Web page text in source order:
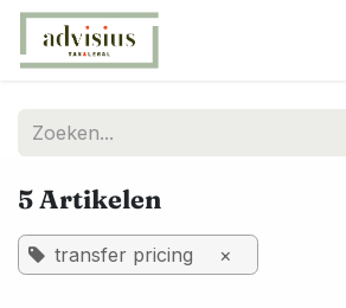
Overslaan naar inhoud
5 Artikelen
transfer pricing ×